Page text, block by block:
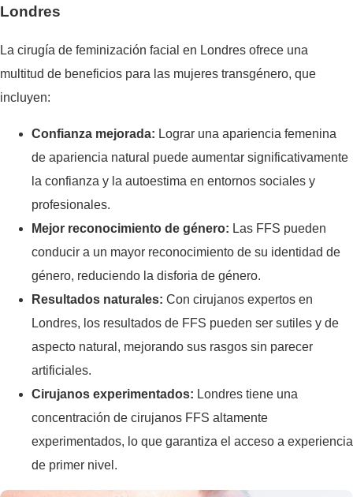
Londres
La cirugía de feminización facial en Londres ofrece una
multitud de beneficios para las mujeres transgénero, que
incluyen:
Confianza mejorada: Lograr una apariencia femenina
de apariencia natural puede aumentar significativamente
la confianza y la autoestima en entornos sociales y
profesionales.
Mejor reconocimiento de género: Las FFS pueden
conducir a un mayor reconocimiento de su identidad de
género, reduciendo la disforia de género.
Resultados naturales: Con cirujanos expertos en
Londres, los resultados de FFS pueden ser sutiles y de
aspecto natural, mejorando sus rasgos sin parecer
artificiales.
Cirujanos experimentados: Londres tiene una
concentración de cirujanos FFS altamente
experimentados, lo que garantiza el acceso a experiencia
de primer nivel.